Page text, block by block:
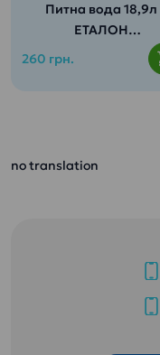
Питна вода 18,9л
ЕТАЛОН
260 грн.
Повне розкриття
no translation